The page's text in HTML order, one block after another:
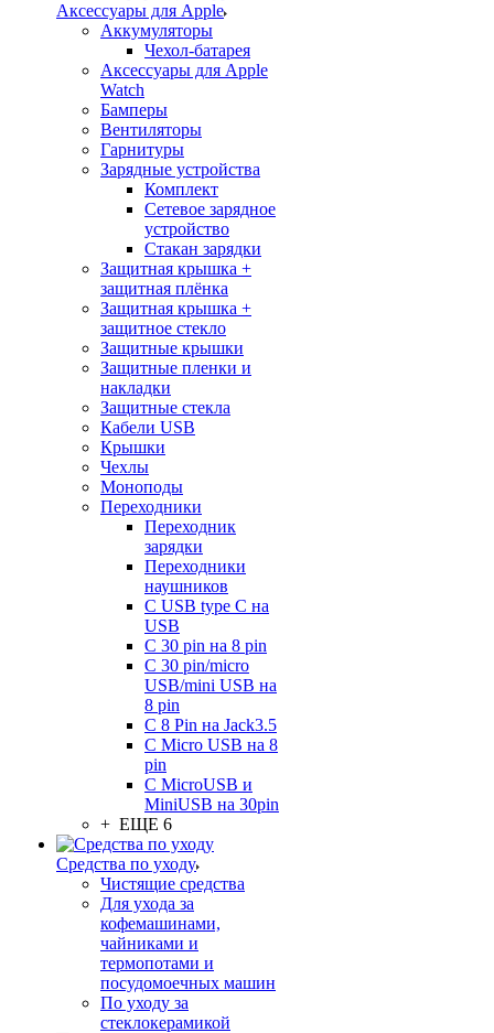
Аксессуары для Apple
Аккумуляторы
Чехол-батарея
Аксессуары для Apple
Watch
Бамперы
Вентиляторы
Гарнитуры
Зарядные устройства
Комплект
Сетевое зарядное
устройство
Стакан зарядки
Защитная крышка +
защитная плёнка
Защитная крышка +
защитное стекло
Защитные крышки
Защитные пленки и
накладки
Защитные стекла
Кабели USB
Крышки
Чехлы
Моноподы
Переходники
Переходник
зарядки
Переходники
наушников
С USB type C на
USB
С 30 pin на 8 pin
С 30 pin/micro
USB/mini USB на
8 pin
С 8 Pin на Jack3.5
С Micro USB на 8
pin
С MicroUSB и
MiniUSB на 30pin
+ ЕЩЕ 6
Средства по уходу
Чистящие средства
Для ухода за
кофемашинами,
чайниками и
термопотами и
посудомоечных машин
По уходу за
стеклокерамикой